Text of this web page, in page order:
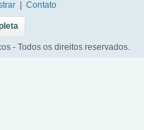
Contato
- Todos os direitos reservados.